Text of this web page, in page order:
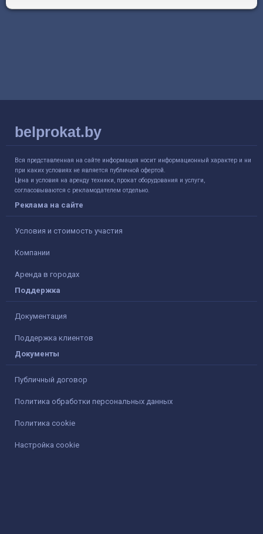
belprokat.by
Вся представленная на сайте информация носит информационный характер и ни
при каких условиях не является публичной офертой.
Цена и условия на аренду техники, прокат оборудования и услуги,
согласовываются с рекламодателем отдельно.
Реклама на сайте
Условия и стоимость участия
Компании
Аренда в городах
Поддержка
Документация
Поддержка клиентов
Документы
Публичный договор
Политика обработки персональных данных
Политика cookie
Настройка cookie